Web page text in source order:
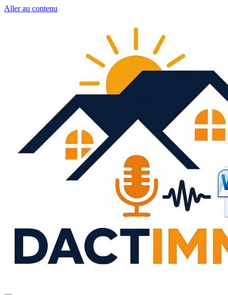
Aller au contenu